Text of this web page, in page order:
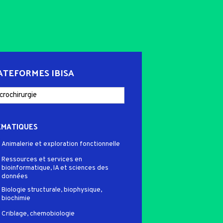
IBISA
Animalerie et exploration fonctionnelle
Ressources et services en
bioinformatique, IA et sciences des
données
Biologie structurale, biophysique,
biochimie
Criblage, chemobiologie